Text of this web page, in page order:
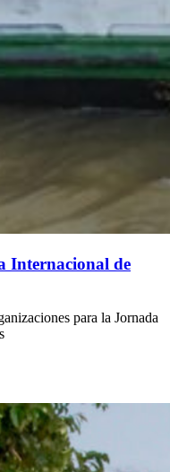
Internacional de
para la Jornada